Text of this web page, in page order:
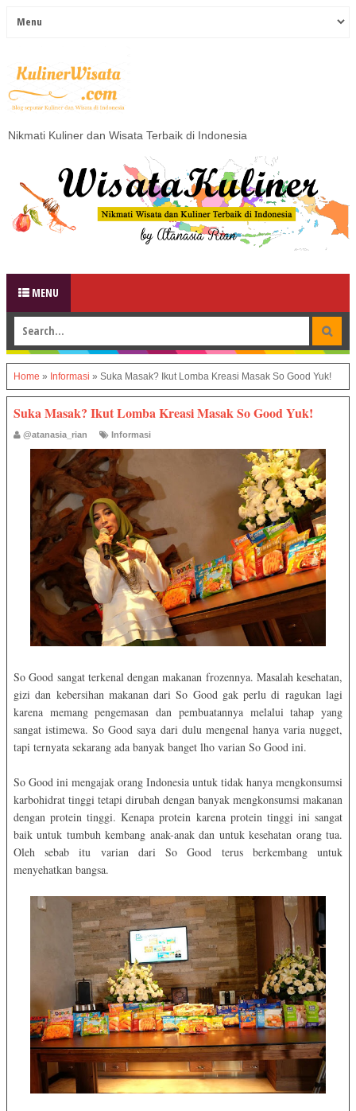
Nikmati Kuliner dan Wisata Terbaik di Indonesia
MENU
Home » Informasi » Suka Masak? Ikut Lomba Kreasi Masak So Good Yuk!
Suka Masak? Ikut Lomba Kreasi Masak So Good Yuk!
@atanasia_rian Informasi
So Good sangat terkenal dengan makanan frozennya. Masalah kesehatan,
gizi dan kebersihan makanan dari So Good gak perlu di ragukan lagi
karena memang pengemasan dan pembuatannya melalui tahap yang
sangat istimewa. So Good saya dari dulu mengenal hanya varia nugget,
tapi ternyata sekarang ada banyak banget lho varian So Good ini.
So Good ini mengajak orang Indonesia untuk tidak hanya mengkonsumsi
karbohidrat tinggi tetapi dirubah dengan banyak mengkonsumsi makanan
dengan protein tinggi. Kenapa protein karena protein tinggi ini sangat
baik untuk tumbuh kembang anak-anak dan untuk kesehatan orang tua.
Oleh sebab itu varian dari So Good terus berkembang untuk
menyehatkan bangsa.